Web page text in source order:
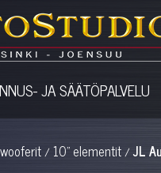
JA SÄÄTÖPALVELU
/ 10" elementit/JL